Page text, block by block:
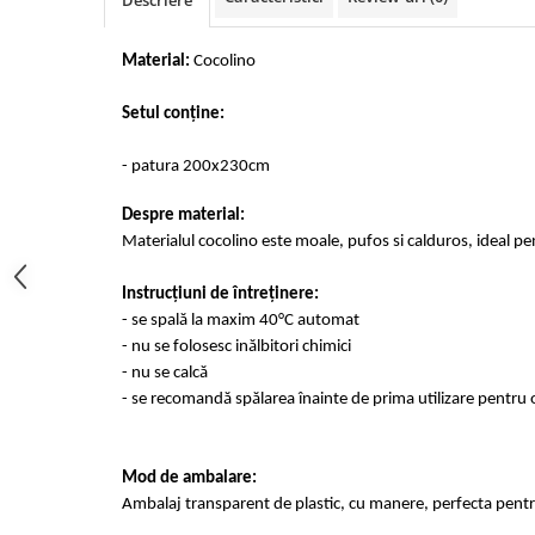
Cearceaf normal 6 piese
Cearceaf cu elastic
Lenjerii Pufoase Fluffy/ Rabbit
Bumbac Neted Nesatinat
Bumbac 100% Poplin Hobby
Bumbac 100%
Lenjerii Satin Premium
Lenjerii Jacquard
Lenjerii Matase
Lenjerii pentru PASTE
Set Lenjerie + Draperii Pat Dublu
Huse De Pat Tricotate 180x200cm
Huse Impermeabile 160x200cm
Material: Cocolino
Setul conține:
- patura 200x230cm
Despre material:
Materialul cocolino este moale, pufos si calduros, ideal
Instrucțiuni de întreținere:
- se spală la maxim 40°C automat
- nu se folosesc inălbitori chimici
- nu se calcă
- se recomandă spălarea înainte de prima utilizare pentru
Mod de ambalare:
Ambalaj transparent de plastic, cu manere, perfecta